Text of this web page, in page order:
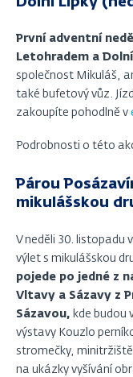
První adventní
Letohradem a
společnost Mikuláš,
také bufetový vůz.
zakoupíte pohodlně v
Podrobnosti o této
Párou
mikulášskou
V neděli 30. listopadu
výlet s mikulášskou
pojede po jedné z
Vltavy a Sázavy z
Sázavou, kde budou
výstavy Kouzlo
stromečky,
na ukázky vyšívání